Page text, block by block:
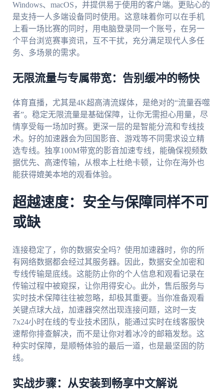
Windows、macOS，并提供易于使用的客户端。更贴心的
是支持一人多端设备同时使用。这意味着你可以在手机
上看一场比赛的同时，用电脑登录同一个账号，在另一
个平台浏览赛事资讯，互不干扰，充分满足现代人多任
务、多场景的需求。
无限流量与专属带宽：告别缓冲的畅快
体育直播，尤其是4K超高清流媒体，是绝对的“流量吞噬
者”。稳定无限流量是基础保障，让你无需担心用量，尽
情享受每一场加时赛。更深一层的是智能分流和专线技
术。好的加速器会为回国影音、游戏等不同需求设立精
选专线。独享100M带宽的影音加速专线，能确保视频数
据优先、高速传输，从根本上杜绝卡顿，让你在海外也
能获得媲美本地的观看体验。
超越速度：安全与保障同样不可
或缺
连接稳定了，你的数据安全吗？使用加速器时，你的所
有网络数据都会经过其服务器。因此，数据安全加密和
专线传输是底线。这能防止你的个人信息和观看记录在
传输过程中被窥探，让你用得安心。此外，售后服务与
实时技术保障往往被忽略，却极其重要。当你准备观看
关键点球大战，加速器突然出现连接问题，这时一支
7x24小时在线的专业技术团队，能通过实时在线客服快
速帮你排查解决，而不是让你对着冰冷的邮箱发愁。这
种实时保障，是顺畅体验的最后一道，也是最坚固的防
线。
实战步骤：从安装到畅享中文解说